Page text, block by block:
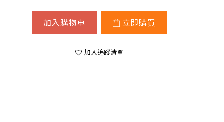
加入購物車 立即購買
加入追蹤清單